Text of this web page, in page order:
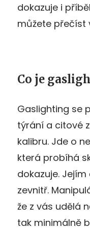
dokazuje i
můžete přečíst
Co je
Gaslighting se
týrání a citové
kalibru. Jde o
která probíhá
dokazuje.
zevnitř.
že z vás udělá
tak minimálně